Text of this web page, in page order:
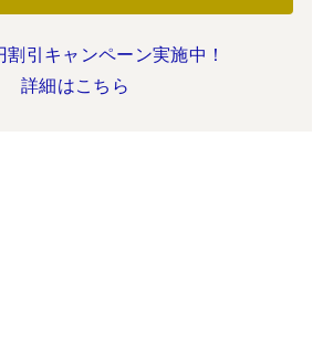
引キャンペーン実施中！
詳細はこちら